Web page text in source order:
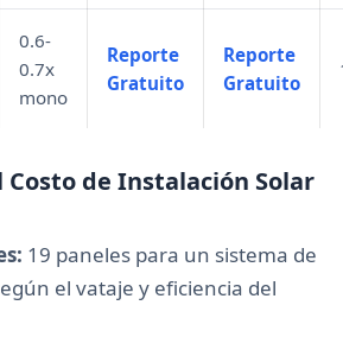
0.6-
0.7x
mono
Reporte
Gratuito
Reporte
Gratuito
Costo de Instalación Solar
19 paneles para un sistema de
el vataje y eficiencia del